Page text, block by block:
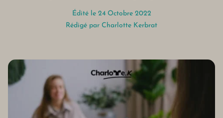
Édité le 24 Octobre 2022
Rédigé par Charlotte Kerbrat